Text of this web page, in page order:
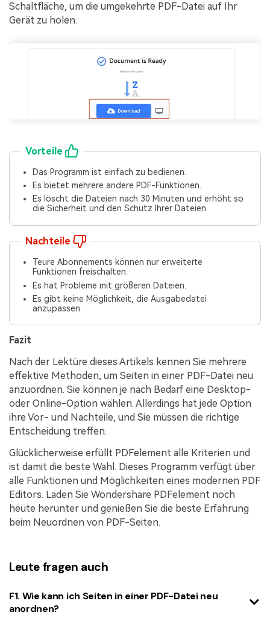
Schaltfläche, um die umgekehrte PDF-Datei auf Ihr
Gerät zu holen.
Vorteile
Das Programm ist einfach zu bedienen.
Es bietet mehrere andere PDF-Funktionen.
Es löscht die Dateien nach 30 Minuten und erhöht so
die Sicherheit und den Schutz Ihrer Dateien.
Nachteile
Teure Abonnements können nur erweiterte
Funktionen freischalten.
Es hat Probleme mit größeren Dateien.
Es gibt keine Möglichkeit, die Ausgabedatei
anzupassen.
Fazit
Nach der Lektüre dieses Artikels kennen Sie mehrere
effektive Methoden, um Seiten in einer PDF-Datei neu
anzuordnen. Sie können je nach Bedarf eine Desktop-
oder Online-Option wählen. Allerdings hat jede Option
ihre Vor- und Nachteile, und Sie müssen die richtige
Entscheidung treffen.
Glücklicherweise erfüllt PDFelement alle Kriterien und
ist damit die beste Wahl. Dieses Programm verfügt über
alle Funktionen und Möglichkeiten eines modernen PDF
Editors. Laden Sie Wondershare PDFelement noch
heute herunter und genießen Sie die beste Erfahrung
beim Neuordnen von PDF-Seiten.
Leute fragen auch
F1. Wie kann ich Seiten in einer PDF-Datei neu
anordnen?